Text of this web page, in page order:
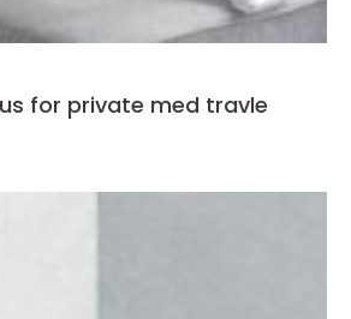
for private med travle